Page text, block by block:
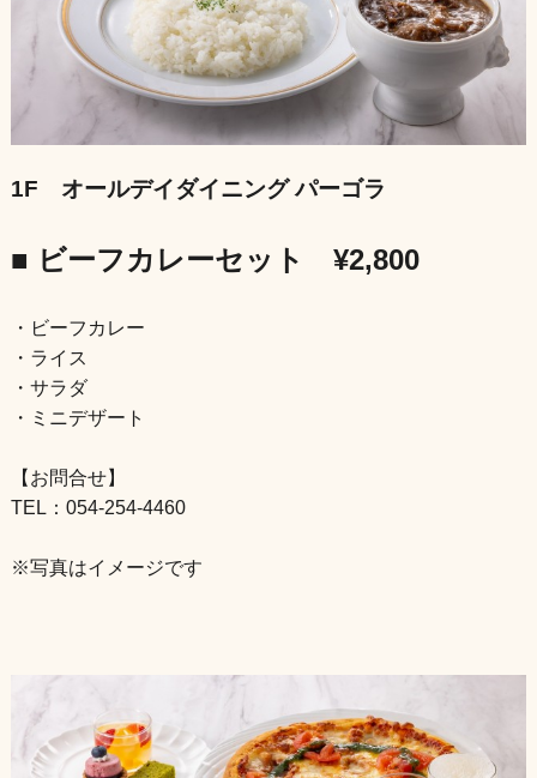
1F オールデイダイニング パーゴラ
■ ビーフカレーセット ¥2,800
・ビーフカレー
・ライス
・サラダ
・ミニデザート
【お問合せ】
TEL：054-254-4460
※写真はイメージです